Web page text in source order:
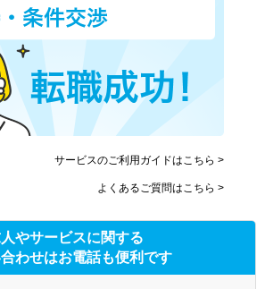
サービスのご利用ガイドはこちら >
よくあるご質問はこちら >
やサービスに関する
わせはお電話も便利です